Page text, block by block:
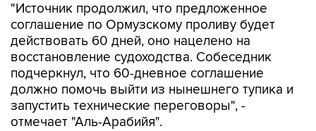
"Источник продолжил, что предложенное
соглашение по Ормузскому проливу будет
действовать 60 дней, оно нацелено на
восстановление судоходства. Собеседник
подчеркнул, что 60-дневное соглашение
должно помочь выйти из нынешнего тупика и
запустить технические переговоры", -
отмечает "Аль-Арабийя".